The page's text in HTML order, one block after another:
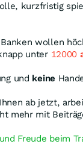
kurzfristig
wollen
unter 12000
und keine
ab jetzt,
mehr mit
Freude beim